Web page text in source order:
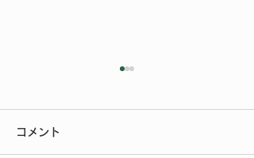
りがとうございました
コメント